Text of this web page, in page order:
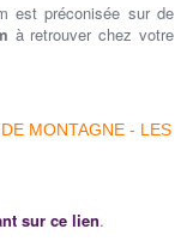
est préconisée sur de
à retrouver chez votre
sur ce lien.